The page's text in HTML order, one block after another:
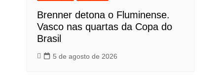
Brenner detona o Fluminense.
Vasco nas quartas da Copa do
Brasil
5 de agosto de 2026